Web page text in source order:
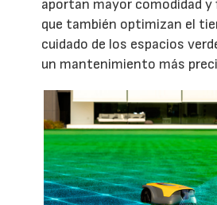
aportan mayor comodidad y
que también optimizan el
cuidado de los espacios
un mantenimiento más